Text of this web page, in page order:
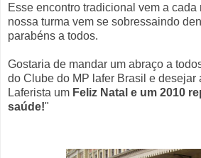
Esse encontro tradicional vem a cada
nossa turma vem se sobressaindo
parabéns a todos.
Gostaria de mandar um abraço a
do Clube do MP lafer Brasil e desejar
Laferista um Feliz Natal e um 2010
saúde!"